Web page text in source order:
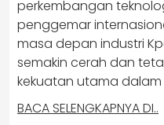
perkembangan
penggemar
masa depan industri
semakin cerah dan
kekuatan utama
BACA SELENGKAPNYA DI..